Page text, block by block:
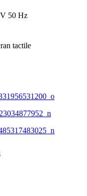
50 Hz
tactile